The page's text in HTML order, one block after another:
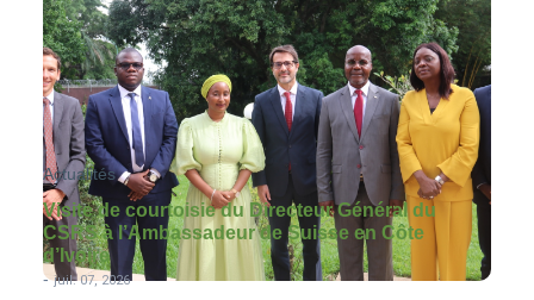
Actualités
Visite de courtoisie du Directeur Général du
CSRS à l’Ambassadeur de Suisse en Côte
d’Ivoire
-juil. 07, 2026